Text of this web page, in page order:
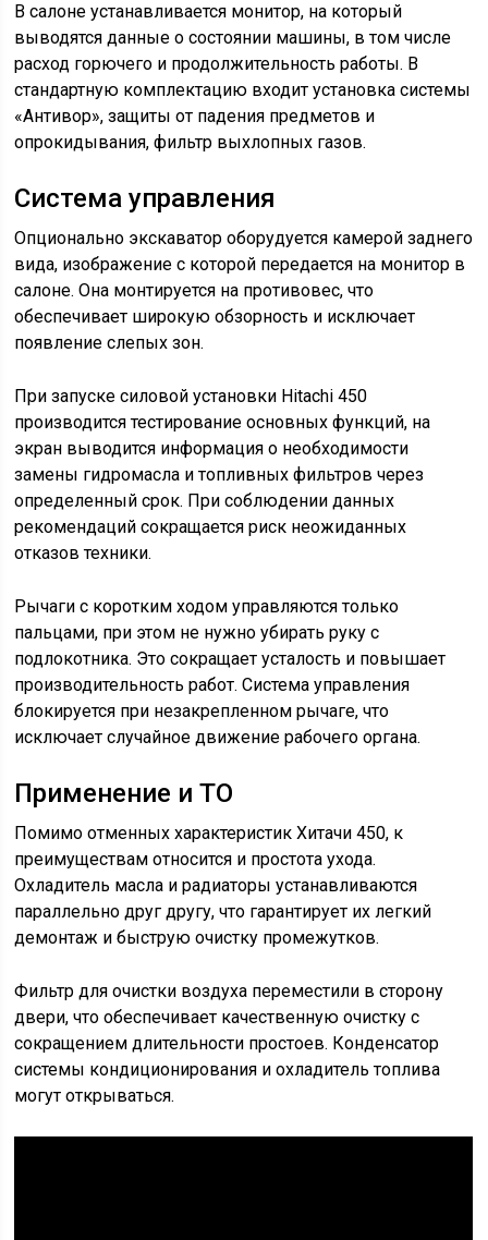
В салоне устанавливается монитор, на который
выводятся данные о состоянии машины, в том числе
расход горючего и продолжительность работы. В
стандартную комплектацию входит установка системы
«Антивор», защиты от падения предметов и
опрокидывания, фильтр выхлопных газов.
Система управления
Опционально экскаватор оборудуется камерой заднего
вида, изображение с которой передается на монитор в
салоне. Она монтируется на противовес, что
обеспечивает широкую обзорность и исключает
появление слепых зон.
При запуске силовой установки Hitachi 450
производится тестирование основных функций, на
экран выводится информация о необходимости
замены гидромасла и топливных фильтров через
определенный срок. При соблюдении данных
рекомендаций сокращается риск неожиданных
отказов техники.
Рычаги с коротким ходом управляются только
пальцами, при этом не нужно убирать руку с
подлокотника. Это сокращает усталость и повышает
производительность работ. Система управления
блокируется при незакрепленном рычаге, что
исключает случайное движение рабочего органа.
Применение и ТО
Помимо отменных характеристик Хитачи 450, к
преимуществам относится и простота ухода.
Охладитель масла и радиаторы устанавливаются
параллельно друг другу, что гарантирует их легкий
демонтаж и быструю очистку промежутков.
Фильтр для очистки воздуха переместили в сторону
двери, что обеспечивает качественную очистку с
сокращением длительности простоев. Конденсатор
системы кондиционирования и охладитель топлива
могут открываться.